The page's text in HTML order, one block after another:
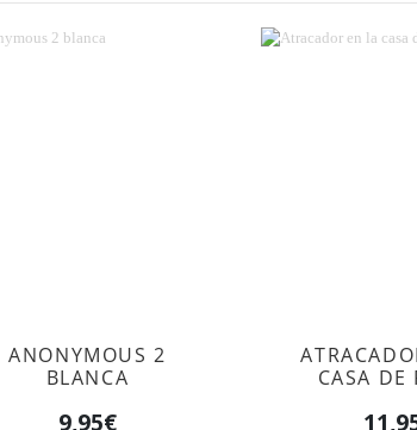
ANONYMOUS 2
BLANCA
9,95€
CASA DE